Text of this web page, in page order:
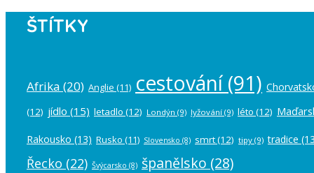
ŠTÍTKY
Afrika (20) Anglie (11) cestování(91)
(12) jídlo (15) letadlo (12) Londýn (9) lyžování (9) léto (12)
Rakousko (13) Rusko (11) Slovensko (8) smrt(12) tipy (9) tradice
Řecko (22) Švýcarsko (8) španělsko (28)